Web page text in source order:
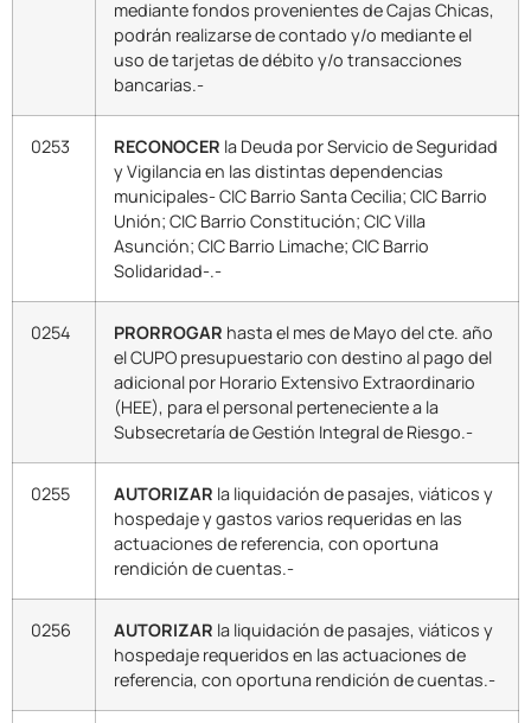
mediante fondos provenientes de Cajas Chicas,
podrán realizarse de contado y/o mediante el
uso de tarjetas de débito y/o transacciones
bancarias.-
0253 RECONOCER la Deuda por Servicio de Seguridad
y Vigilancia en las distintas dependencias
municipales- CIC Barrio Santa Cecilia; CIC Barrio
Unión; CIC Barrio Constitución; CIC Villa
Asunción; CIC Barrio Limache; CIC Barrio
Solidaridad-.-
0254 PRORROGAR hasta el mes de Mayo del cte. año
el CUPO presupuestario con destino al pago del
adicional por Horario Extensivo Extraordinario
(HEE), para el personal perteneciente a la
Subsecretaría de Gestión Integral de Riesgo.-
0255 AUTORIZAR la liquidación de pasajes, viáticos y
hospedaje y gastos varios requeridas en las
actuaciones de referencia, con oportuna
rendición de cuentas.-
0256 AUTORIZAR la liquidación de pasajes, viáticos y
hospedaje requeridos en las actuaciones de
referencia, con oportuna rendición de cuentas.-